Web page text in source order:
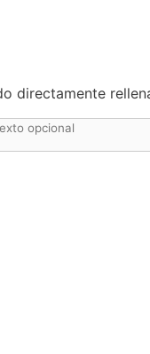
directamente